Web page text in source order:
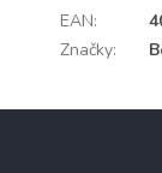
EAN:
Značky: